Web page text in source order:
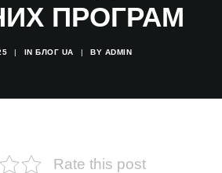
ПРОГРАМ
| IN БЛОГ UA | BY ADMIN
Rate this post